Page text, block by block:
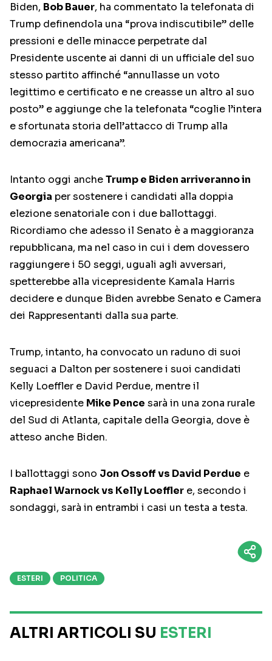
Biden, Bob Bauer, ha commentato la telefonata di
Trump definendola una “prova indiscutibile” delle
pressioni e delle minacce perpetrate dal
Presidente uscente ai danni di un ufficiale del suo
stesso partito affinché “annullasse un voto
legittimo e certificato e ne creasse un altro al suo
posto” e aggiunge che la telefonata “coglie l’intera
e sfortunata storia dell’attacco di Trump alla
democrazia americana”.
Intanto oggi ancheTrump e Biden arriveranno in
Georgia per sostenere i candidati alla doppia
elezione senatoriale con i due ballottaggi.
Ricordiamo che adesso il Senato è a maggioranza
repubblicana, ma nel caso in cui i dem dovessero
raggiungere i 50 seggi, uguali agli avversari,
spetterebbe alla vicepresidente Kamala Harris
decidere e dunque Biden avrebbe Senato e Camera
dei Rappresentanti dalla sua parte.
Trump, intanto, ha convocato un raduno di suoi
seguaci a Dalton per sostenere i suoi candidati
Kelly Loeffler e David Perdue, mentre il
vicepresidente Mike Pence sarà in una zona rurale
del Sud di Atlanta, capitale della Georgia, dove è
atteso anche Biden.
I ballottaggi sono Jon Ossoff vs David Perdue e
Raphael Warnock vs Kelly Loeffler e, secondo i
sondaggi, sarà in entrambi i casi un testa a testa.
ESTERI POLITICA
ALTRI ARTICOLI SU ESTERI